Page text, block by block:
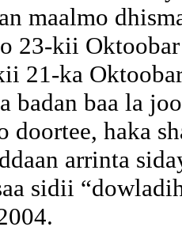
maalmo
23-kii Oktoobar
21-ka
badan baa la
doortee, haka
arrinta
sidii